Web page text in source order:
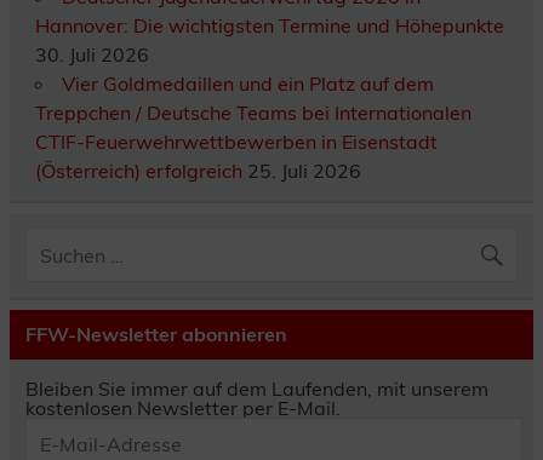
Hannover: Die wichtigsten Termine und Höhepunkte
30. Juli 2026
Vier Goldmedaillen und ein Platz auf dem
Treppchen / Deutsche Teams bei Internationalen
CTIF-Feuerwehrwettbewerben in Eisenstadt
(Österreich) erfolgreich 25. Juli 2026
FFW-Newsletter abonnieren
Bleiben Sie immer auf dem Laufenden, mit unserem
kostenlosen Newsletter per E-Mail.
Mail-